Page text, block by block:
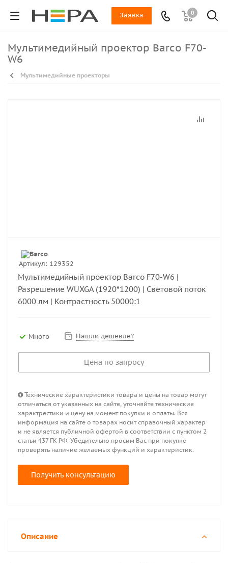
0
Заявка
Мультимедийный проектор Barco F70-
W6
Мультимедийные проекторы
Артикул: 129352
Мультимедийный проектор Barco F70-W6 |
Разрешение WUXGA (1920*1200) | Световой поток
6000 лм | Контрастность 50000:1
Много Нашли дешевле?
Цена по запросу
Технические характеристики товара и цены на товар могут
отличаться от указанных на сайте, уточняйте технические
характрестики и цену на момент покупки и оплаты. Вся
информация на сайте о товарах носит справочный характер
и не является публичной офертой в соответствии с пунктом 2
статьи 437 ГК РФ. Убедительно просим Вас при покупке
проверять наличие желаемых функций и характеристик.
Получить консультацию
Описание